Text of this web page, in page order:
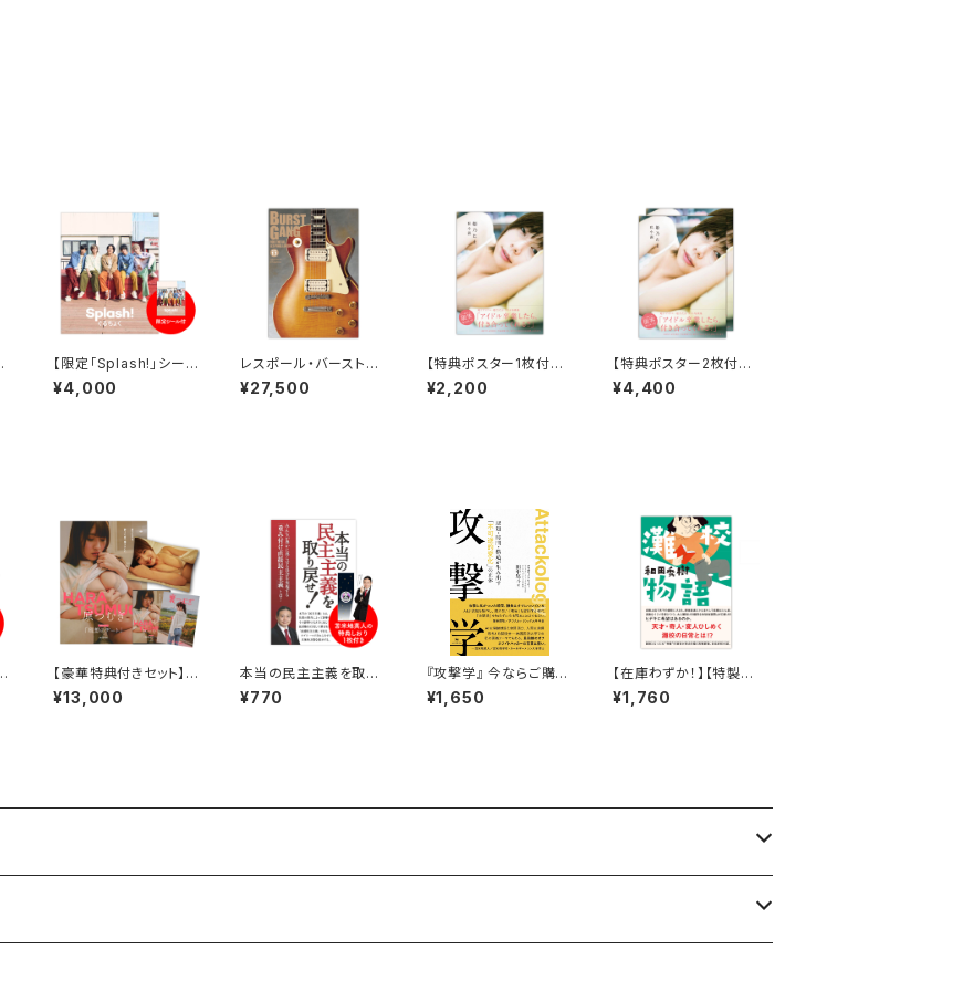
【限定「Splash!」シール
付き】『ぐるちょく 1st 写
真集 Splash!』“5人表
¥4,000
レスポール・バースト好
き垂涎！幻の名著が復
活【BURST GANG Ve
¥27,500
【特典ポスター1枚付き】
私小説／姫乃たま 1冊
¥2,200
【特典ポスター2枚付き】
私小説／姫乃たま 2冊
セット
¥4,400
【豪華特典付きセット】
原つむぎグラビア写真
集『原つむぎは、酔うと
¥13,000
本当の民主主義を取り
戻せ!【苫米地英人 銀河
系アカデミア公式｜オリ
¥770
『攻撃学』 今ならご購入
者全員に「公式オリジナ
ルしおり」をプレゼント！
¥1,650
【在庫わずか！】【特製ク
リアファイル付き】灘校
物語／和田秀樹
¥1,760